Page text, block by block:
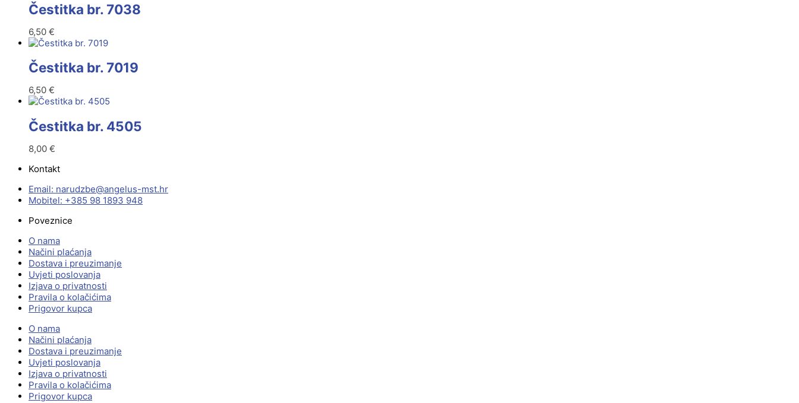
Čestitka br. 7038
6,50 €
Čestitka br. 7019
6,50 €
Čestitka br. 4505
8,00 €
Kontakt
Email:
rh.tsm-sulegna
@ebzduran
Mobitel: +385 98 1893 948
Poveznice
O nama
Načini plaćanja
Dostava i preuzimanje
Uvjeti poslovanja
Izjava o privatnosti
Pravila o kolačićima
Prigovor kupca
O nama
Načini plaćanja
Dostava i preuzimanje
Uvjeti poslovanja
Izjava o privatnosti
Pravila o kolačićima
Prigovor kupca